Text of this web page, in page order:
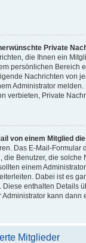
Private
die Ihnen ein
persönlichen Bereich
Nachrichten von
Administrator
verbieten, Private
von einem Mitglied
Das E-Mail-Formular
die Benutzer, die solche
einem
Dabei ist es
enthalten Details
Administrator kann
Mitglieder